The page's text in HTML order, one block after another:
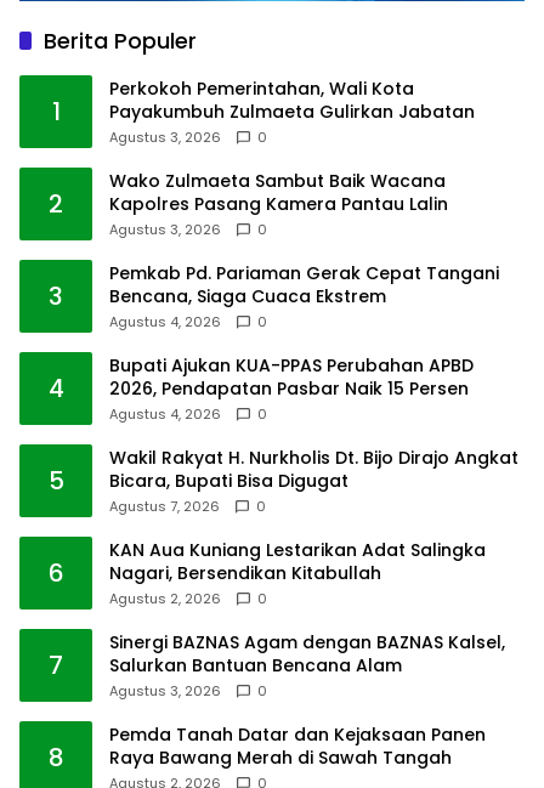
Berita Populer
1
Perkokoh Pemerintahan, Wali Kota
Payakumbuh Zulmaeta Gulirkan Jabatan
Agustus 3, 2026 0
2
Wako Zulmaeta Sambut Baik Wacana
Kapolres Pasang Kamera Pantau Lalin
Agustus 3, 2026 0
3
Pemkab Pd. Pariaman Gerak Cepat Tangani
Bencana, Siaga Cuaca Ekstrem
Agustus 4, 2026 0
4
Bupati Ajukan KUA-PPAS Perubahan APBD
2026, Pendapatan Pasbar Naik 15 Persen
Agustus 4, 2026 0
5
Wakil Rakyat H. Nurkholis Dt. Bijo Dirajo Angkat
Bicara, Bupati Bisa Digugat
Agustus 7, 2026 0
6
KAN Aua Kuniang Lestarikan Adat Salingka
Nagari, Bersendikan Kitabullah
Agustus 2, 2026 0
7
Sinergi BAZNAS Agam dengan BAZNAS Kalsel,
Salurkan Bantuan Bencana Alam
Agustus 3, 2026 0
8
Pemda Tanah Datar dan Kejaksaan Panen
Raya Bawang Merah di Sawah Tangah
Agustus 2, 2026 0